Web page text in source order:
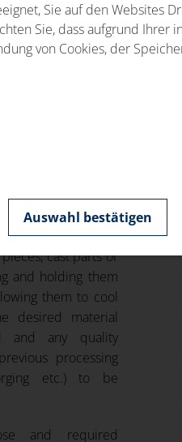
and semi-
cast parts or
and holding them
them to cool
desired material
and any quality
processing
etc.) to be
and required
Sie auf den Websites
Sie, dass aufgrund
von Cookies, der
Auswahl bestätigen